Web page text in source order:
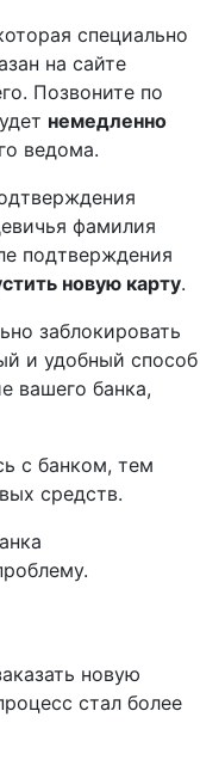
специально
на сайте
Позвоните по
немедленно
ведома.
фамилия
подтверждения
новую карту.
заблокировать
и удобный способ
вашего банка,
с банком, тем
средств.
новую
стал более